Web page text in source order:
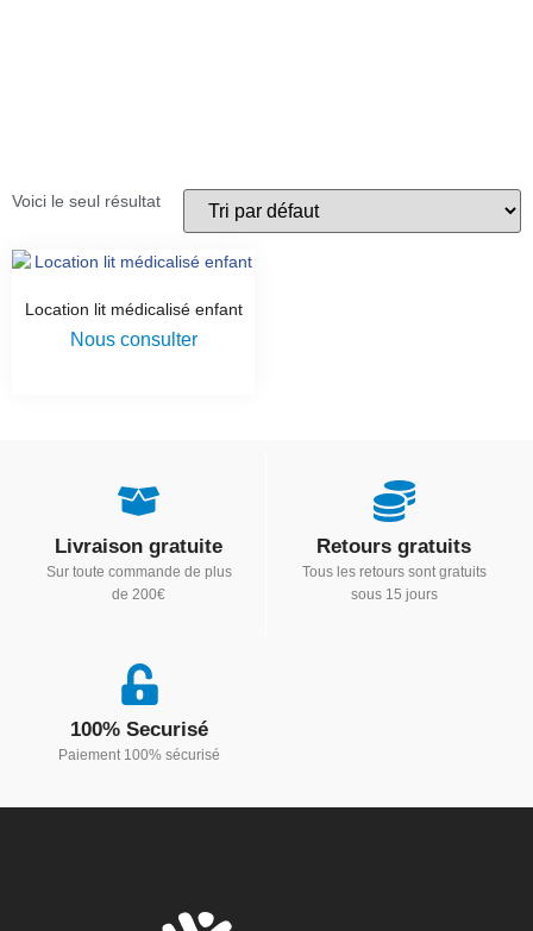
Voici le seul résultat
Location lit médicalisé enfant
Nous consulter
Livraison gratuite
Sur toute commande de plus
de 200€
Retours gratuits
Tous les retours sont gratuits
sous 15 jours
100% Securisé
Paiement 100% sécurisé